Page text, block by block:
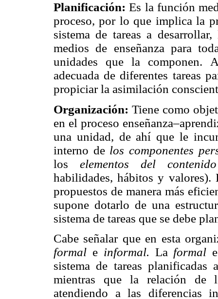
Planificación:Es la función
proceso, por lo que implica la
sistema de tareas a
medios de enseñanza para
unidades que la componen.
adecuada de diferentes tareas
propiciar la asimilación
Organización: Tiene como
en el proceso
una unidad, de ahí que le
interno de los componentes
loselementos del
habilidades, hábitos y
propuestos de manera más
supone dotarlo de una
sistema de tareas que se debe
Cabe señalar que en esta
formal e informal. La formal
sistema de tareas planificadas
mientras que la relación de
atendiendo a las diferencias